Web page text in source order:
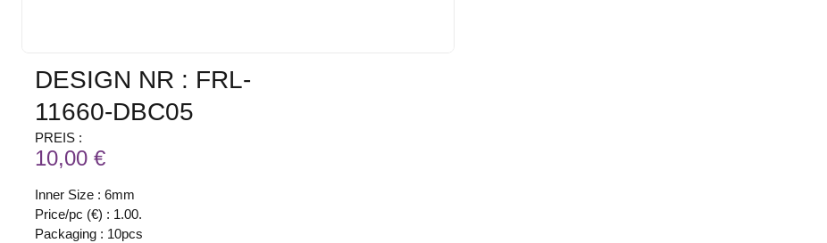
DESIGN NR : FRL-
11660-DBC05
PREIS :
10,00 €
Inner Size : 6mm
Price/pc (€) : 1.00.
Packaging : 10pcs